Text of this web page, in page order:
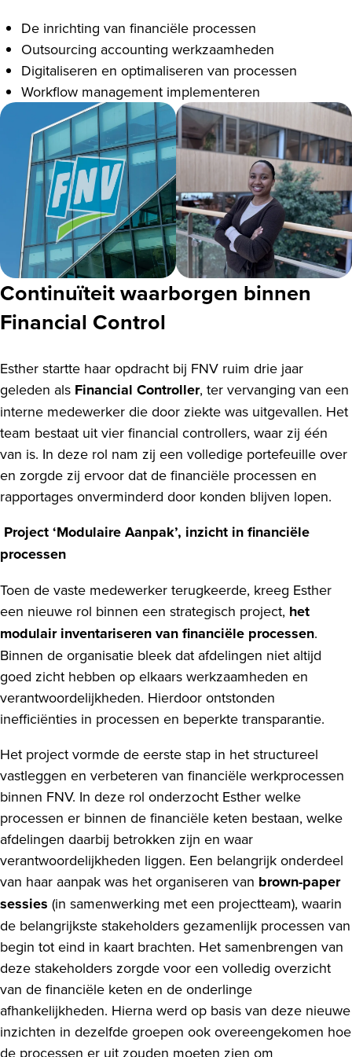
De inrichting van financiële processen
Outsourcing accounting werkzaamheden
Digitaliseren en optimaliseren van processen
Workflow management implementeren
Continuïteit waarborgen binnen
Financial Control
Esther startte haar opdracht bij FNV ruim drie jaar
geleden als Financial Controller, ter vervanging van een
interne medewerker die door ziekte was uitgevallen. Het
team bestaat uit vier financial controllers, waar zij één
van is. In deze rol nam zij een volledige portefeuille over
en zorgde zij ervoor dat de financiële processen en
rapportages onverminderd door konden blijven lopen.
Project ‘Modulaire Aanpak’, inzicht in financiële
processen
Toen de vaste medewerker terugkeerde, kreeg Esther
een nieuwe rol binnen een strategisch project, het
modulair inventariseren van financiële processen.
Binnen de organisatie bleek dat afdelingen niet altijd
goed zicht hebben op elkaars werkzaamheden en
verantwoordelijkheden. Hierdoor ontstonden
inefficiënties in processen en beperkte transparantie.
Het project vormde de eerste stap in het structureel
vastleggen en verbeteren van financiële werkprocessen
binnen FNV. In deze rol onderzocht Esther welke
processen er binnen de financiële keten bestaan, welke
afdelingen daarbij betrokken zijn en waar
verantwoordelijkheden liggen. Een belangrijk onderdeel
van haar aanpak was het organiseren van brown-paper
sessies (in samenwerking met een projectteam), waarin
de belangrijkste stakeholders gezamenlijk processen van
begin tot eind in kaart brachten. Het samenbrengen van
deze stakeholders zorgde voor een volledig overzicht
van de financiële keten en de onderlinge
afhankelijkheden. Hierna werd op basis van deze nieuwe
inzichten in dezelfde groepen ook overeengekomen hoe
de processen er uit zouden moeten zien om